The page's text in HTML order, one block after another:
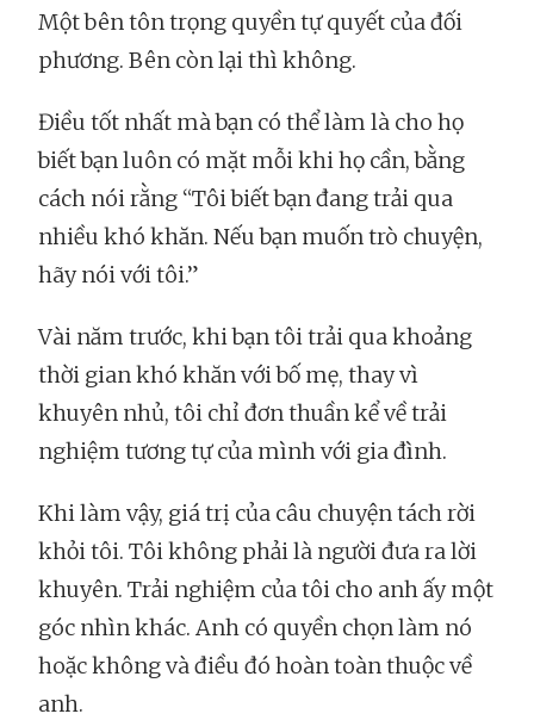
Một bên tôn trọng quyền tự quyết của đối
phương. Bên còn lại thì không.
Điều tốt nhất mà bạn có thể làm là cho họ
biết bạn luôn có mặt mỗi khi họ cần, bằng
cách nói rằng “Tôi biết bạn đang trải qua
nhiều khó khăn. Nếu bạn muốn trò chuyện,
hãy nói với tôi.”
Vài năm trước, khi bạn tôi trải qua khoảng
thời gian khó khăn với bố mẹ, thay vì
khuyên nhủ, tôi chỉ đơn thuần kể về trải
nghiệm tương tự của mình với gia đình.
Khi làm vậy, giá trị của câu chuyện tách rời
khỏi tôi. Tôi không phải là người đưa ra lời
khuyên. Trải nghiệm của tôi cho anh ấy một
góc nhìn khác. Anh có quyền chọn làm nó
hoặc không và điều đó hoàn toàn thuộc về
anh.